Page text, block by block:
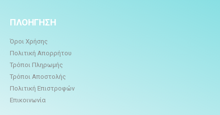
ΠΛΟΗΓΗΣΗ
Όροι Χρήσης
Πολιτική Απορρήτου
Τρόποι Πληρωμής
Τρόποι Αποστολής
Πολιτική Επιστροφών
Επικοινωνία